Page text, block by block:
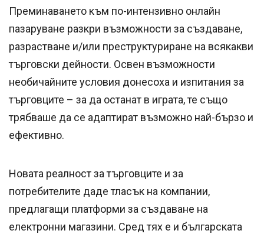
Преминаването към по-интензивно онлайн
пазаруване разкри възможности за създаване,
разрастване и/или преструктуриране на всякакви
търговски дейности. Освен възможности
необичайните условия донесоха и изпитания за
търговците – за да останат в играта, те също
трябваше да се адаптират възможно най-бързо и
ефективно.
Новата реалност за търговците и за
потребителите даде тласък на компании,
предлагащи платформи за създаване на
електронни магазини. Сред тях е и българската